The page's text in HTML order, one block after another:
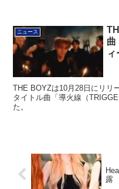
ニュース
曲
THE BOYZは10月28日にリリ
タイトル曲「導火線（
た。
露